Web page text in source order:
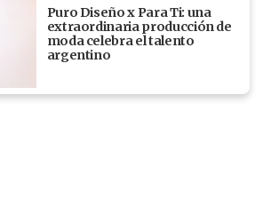
Puro Diseño x Para Ti: una
extraordinaria producción de
moda celebra el talento
argentino